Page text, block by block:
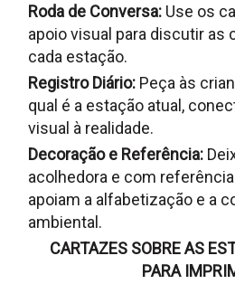
Roda de Conversa: Use os
apoio visual para discutir as
cada estação.
Registro Diário: Peça às
qual é a estação atual,
visual à realidade.
Decoração e Referência:
acolhedora e com
apoiam a alfabetização e a
ambiental.
CARTAZES SOBRE AS
PARA